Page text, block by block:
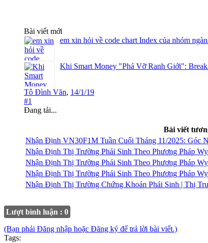
Bài viết mới
em xin hỏi về code chart Index của nhóm
Khi Smart Money "Phá Vỡ Ranh Giới":
Tô Đình Văn, 14/1/19
#1
Đang tải...
Bài viết
Nhận Định VN30F1M Tuần Cuối Tháng 11/2025: Góc
Nhận Định Thị Trường Phái Sinh Theo Phương Pháp
Nhận Định Thị Trường Phái Sinh Theo Phương Pháp
Nhận Định Thị Trường Phái Sinh Theo Phương Pháp
Nhận Định Thị Trường Chứng Khoán Phái Sinh | Thị
Lượt bình luận : 0
(Bạn phải Đăng nhập hoặc Đăng ký để trả lời bài viết.)
Tags: